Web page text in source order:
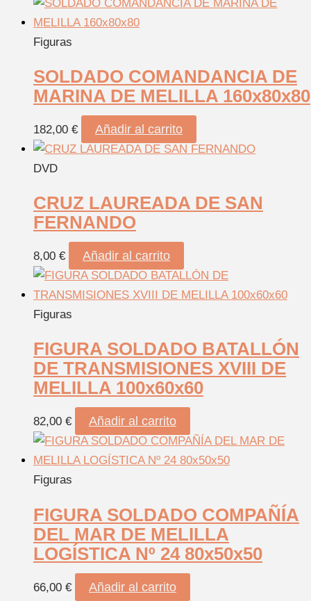
Figuras
SOLDADO COMANDANCIA DE
MARINA DE MELILLA 160x80x80
182,00 € Añadir al carrito
DVD
CRUZ LAUREADA DE SAN
FERNANDO
8,00 € Añadir al carrito
Figuras
FIGURA SOLDADO BATALLÓN
DE TRANSMISIONES XVIII DE
MELILLA 100x60x60
82,00 € Añadir al carrito
Figuras
FIGURA SOLDADO COMPAÑÍA
DEL MAR DE MELILLA
LOGÍSTICA Nº 24 80x50x50
66,00 € Añadir al carrito